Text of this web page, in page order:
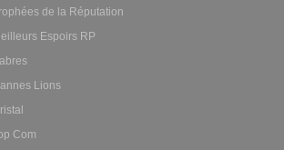
de la Réputation
Espoirs RP
Lions
Com